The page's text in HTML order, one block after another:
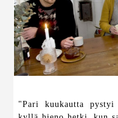
"Pari kuukautta